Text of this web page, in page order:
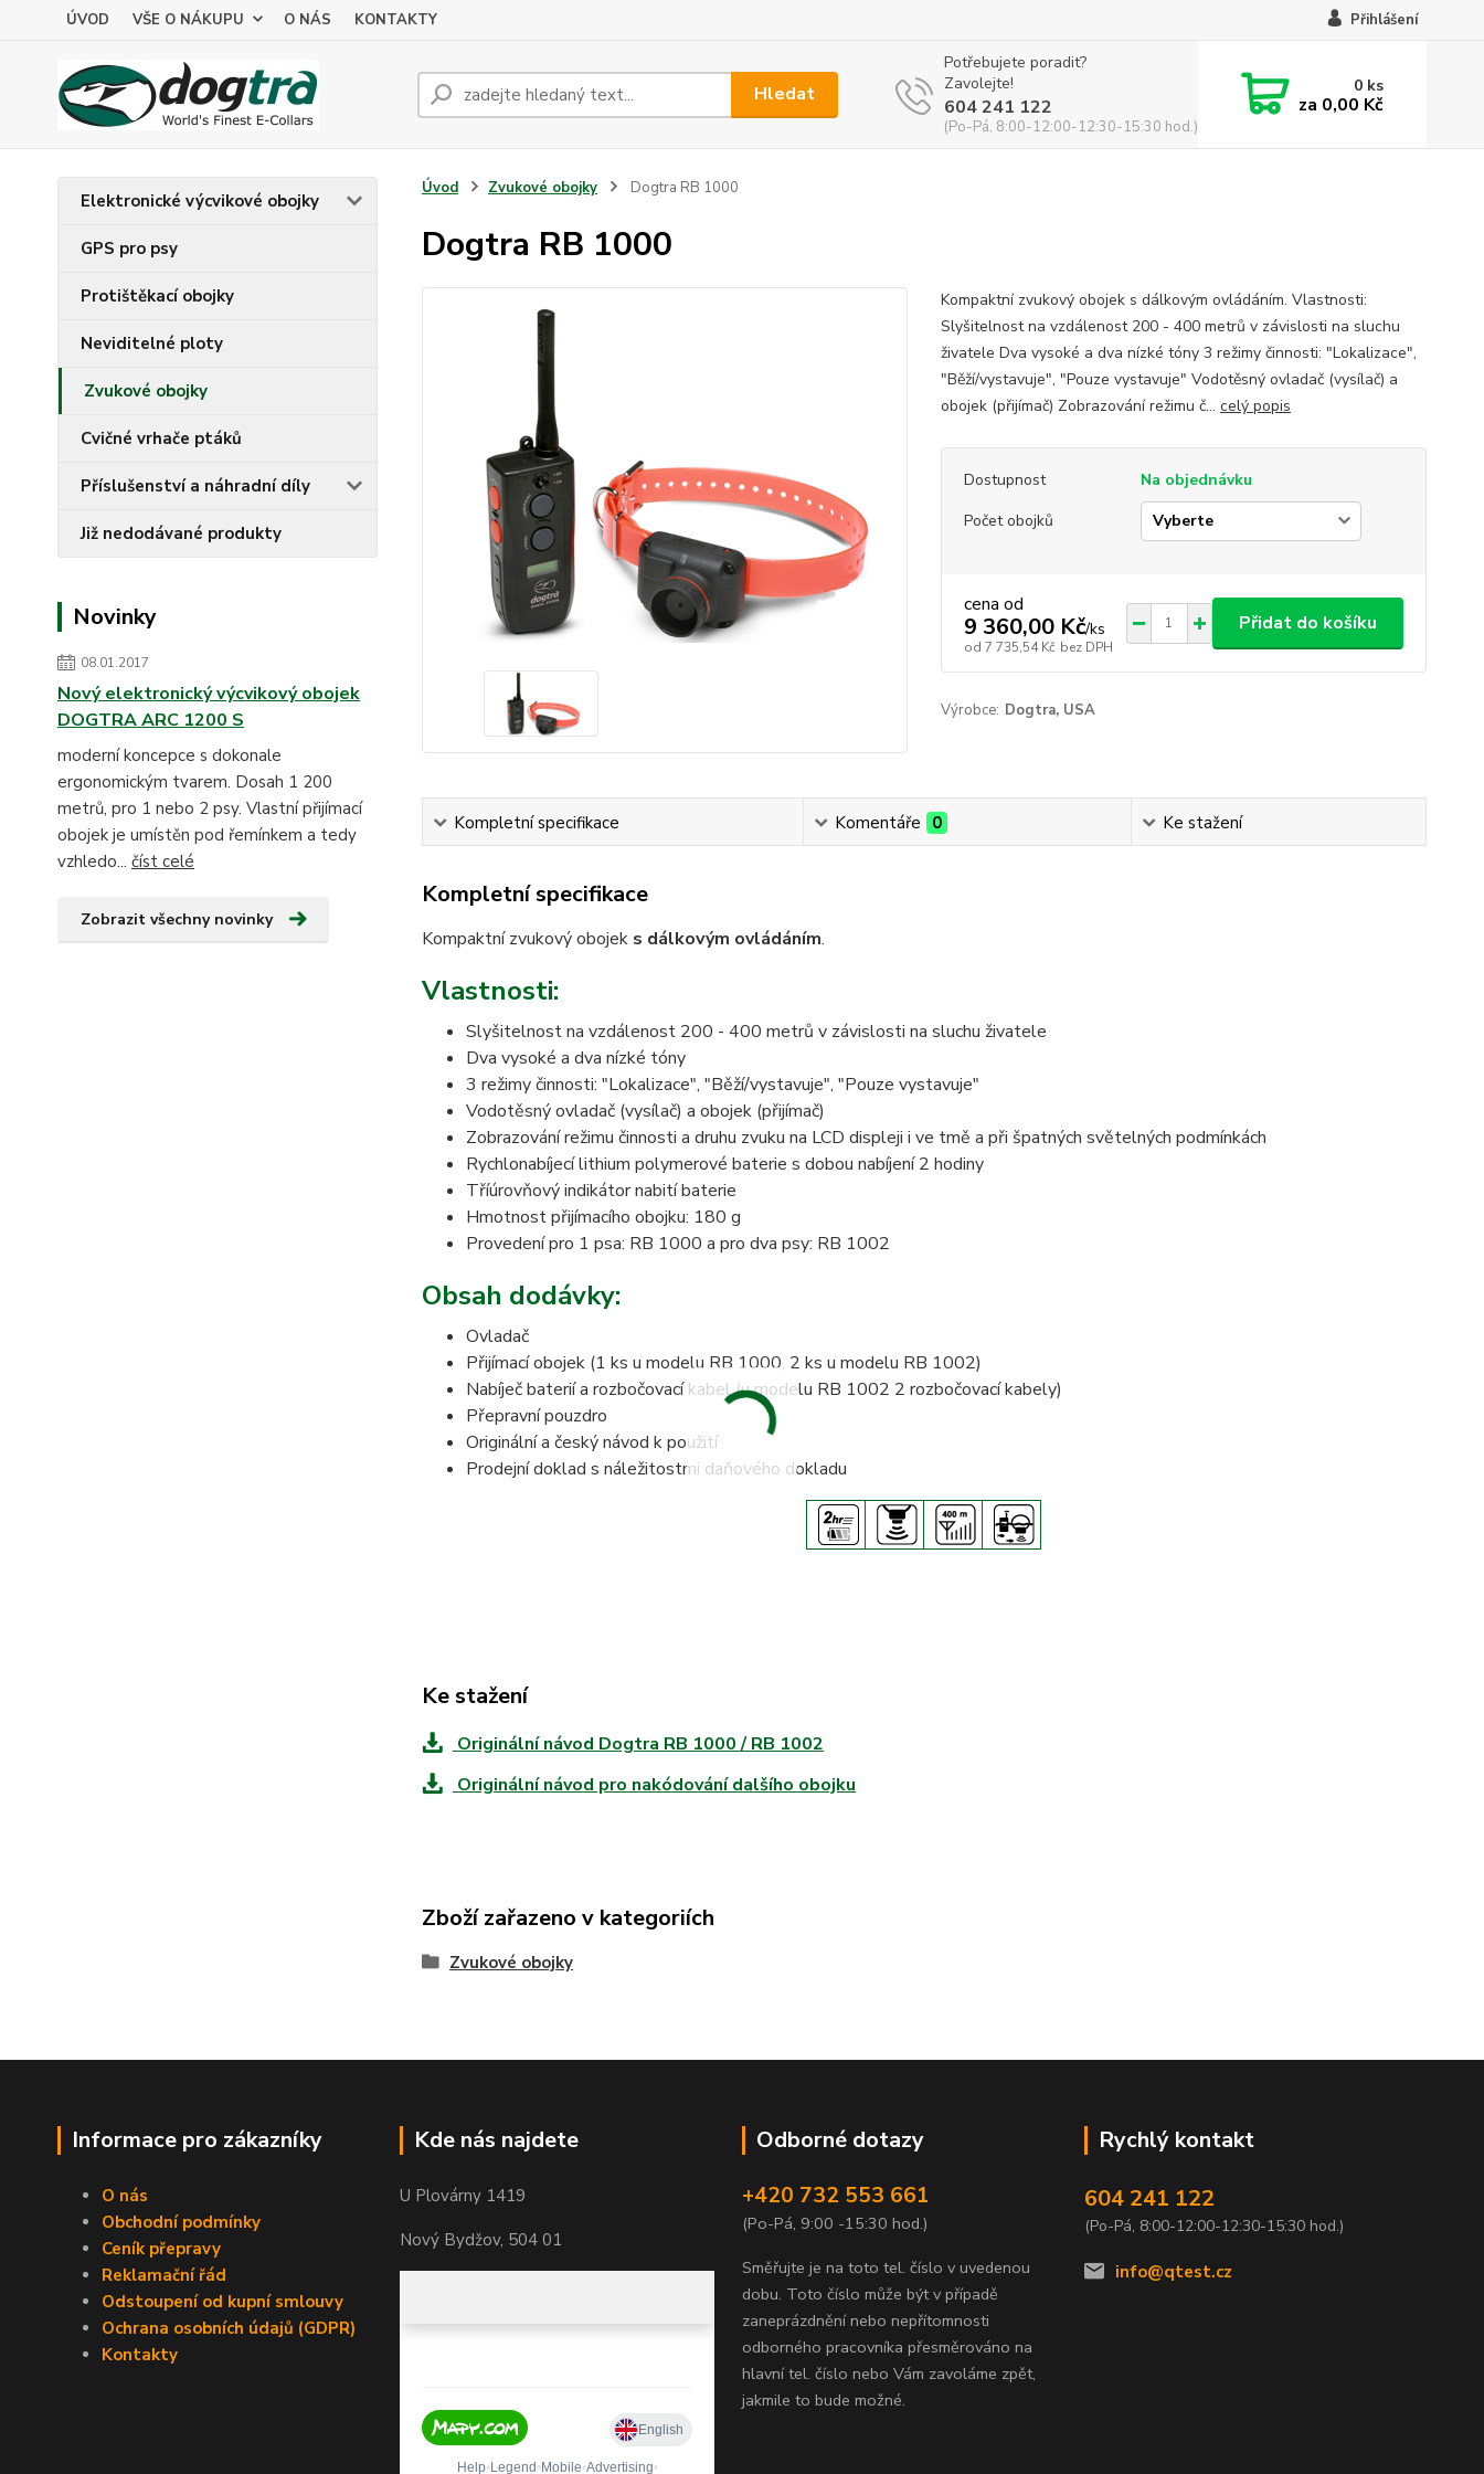
ÚVOD VŠE O NÁKUPU O NÁS KONTAKTY Přihlášení
Hledat
Potřebujete poradit?
Zavolejte!
604 241 122
(Po-Pá, 8:00-12:00-12:30-15:30 hod.)
0 ks
za 0,00 Kč
Elektronické výcvikové obojky
GPS pro psy
Protištěkací obojky
Neviditelné ploty
Zvukové obojky
Cvičné vrhače ptáků
Příslušenství a náhradní díly
Již nedodávané produkty
Novinky
08.01.2017
Nový elektronický výcvikový obojek
DOGTRA ARC 1200 S
moderní koncepce s dokonale
ergonomickým tvarem. Dosah 1 200
metrů, pro 1 nebo 2 psy. Vlastní přijímací
obojek je umístěn pod řemínkem a tedy
vzhledo... číst celé
Zobrazit všechny novinky
Úvod Zvukové obojky Dogtra RB 1000
Dogtra RB 1000
Kompaktní zvukový obojek s dálkovým ovládáním. Vlastnosti:
Slyšitelnost na vzdálenost 200 - 400 metrů v závislosti na sluchu
živatele Dva vysoké a dva nízké tóny 3 režimy činnosti: "Lokalizace",
"Běží/vystavuje", "Pouze vystavuje" Vodotěsný ovladač (vysílač) a
obojek (přijímač) Zobrazování režimu č... celý popis
Dostupnost
Na objednávku
Počet obojků
cena od
9 360,00 Kč/ks
od 7 735,54 Kč bez DPH
Přidat do košíku
Výrobce: Dogtra, USA
Kompletní specifikace Komentáře 0 Ke stažení
Kompletní specifikace
Kompaktní zvukový obojek s dálkovým ovládáním.
Vlastnosti:
Slyšitelnost na vzdálenost 200 - 400 metrů v závislosti na sluchu živatele
Dva vysoké a dva nízké tóny
3 režimy činnosti: "Lokalizace", "Běží/vystavuje", "Pouze vystavuje"
Vodotěsný ovladač (vysílač) a obojek (přijímač)
Zobrazování režimu činnosti a druhu zvuku na LCD displeji i ve tmě a při špatných světelných podmínkách
Rychlonabíjecí lithium polymerové baterie s dobou nabíjení 2 hodiny
Tříúrovňový indikátor nabití baterie
Hmotnost přijímacího obojku: 180 g
Provedení pro 1 psa: RB 1000 a pro dva psy: RB 1002
Obsah dodávky:
Ovladač
Přijímací obojek (1 ks u modelu RB 1000, 2 ks u modelu RB 1002)
Nabíječ baterií a rozbočovací kabel (u modelu RB 1002 2 rozbočovací kabely)
Přepravní pouzdro
Originální a český návod k použití
Prodejní doklad s náležitostmi daňového dokladu
Ke stažení
Originální návod Dogtra RB 1000 / RB 1002
Originální návod pro nakódování dalšího obojku
Zboží zařazeno v kategoriích
Zvukové obojky
Informace pro zákazníky
O nás
Obchodní podmínky
Ceník přepravy
Reklamační řád
Odstoupení od kupní smlouvy
Ochrana osobních údajů (GDPR)
Kontakty
Kde nás najdete
U Plovárny 1419
Nový Bydžov, 504 01
Odborné dotazy
+420 732 553 661
(Po-Pá, 9:00 -15:30 hod.)
Směřujte je na toto tel. číslo v uvedenou
dobu. Toto číslo může být v případě
zaneprázdnění nebo nepřítomnosti
odborného pracovníka přesměrováno na
hlavní tel. číslo nebo Vám zavoláme zpět,
jakmile to bude možné.
Rychlý kontakt
604 241 122
(Po-Pá, 8:00-12:00-12:30-15:30 hod.)
info@qtest.cz